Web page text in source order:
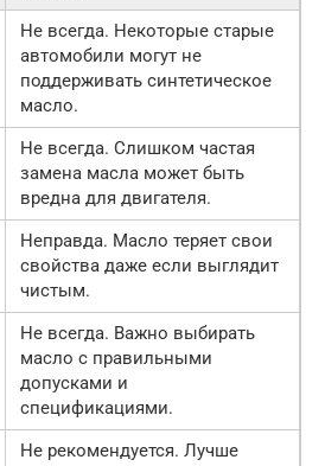
Не всегда. Некоторые старые
автомобили могут не
поддерживать синтетическое
масло.
Не всегда. Слишком частая
замена масла может быть
вредна для двигателя.
Неправда. Масло теряет свои
свойства даже если выглядит
чистым.
Не всегда. Важно выбирать
масло с правильными
допусками и
спецификациями.
Не рекомендуется. Лучше